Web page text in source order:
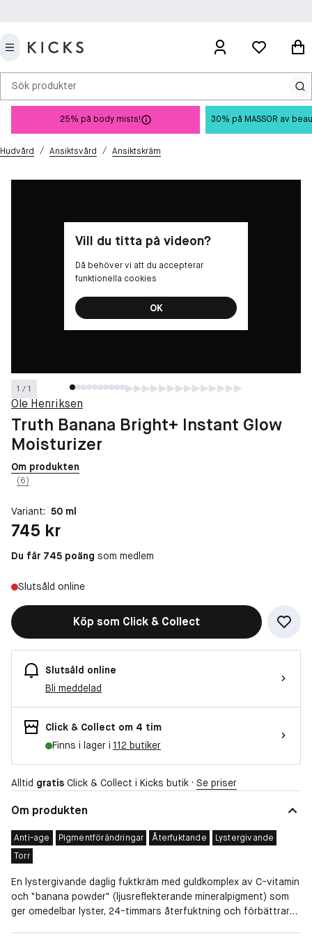
Sök produkter
25% på body mists! 30% på MASSOR av
Hudvård / Ansiktsvård / Ansiktskräm
1 / 1
Vill du titta på videon?
Då behöver vi att du accepterar
funktionella cookies
OK
Ole Henriksen
Truth Banana Bright+ Instant Glow
Moisturizer
Om produkten
(6)
Variant: 50 ml
Pris: 745 kr
745 kr
Du får 745 poäng som medlem
Slutsåld online
Köp som Click & Collect
Slutsåld online
Bli meddelad
Click & Collect om 4 tim
Finns i lager i 112 butiker
Alltid gratis Click & Collect i Kicks butik · Se priser
Om produkten
Anti-age Pigmentförändringar Återfuktande
Lystergivande
Torr
En lystergivande daglig fuktkräm med guldkomplex av C-vitamin
och "banana powder" (ljusreflekterande mineralpigment) som
ger omedelbar lyster, 24-timmars återfuktning och förbättrar